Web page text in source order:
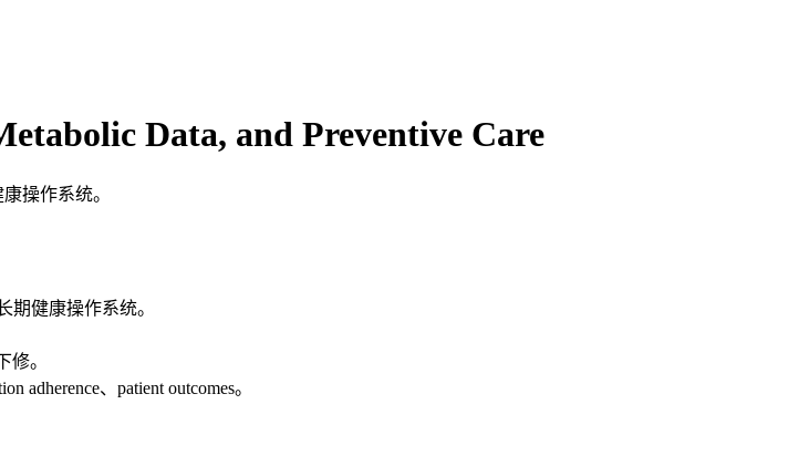
Data, and Preventive Care
操作系统。
健康操作系统。
。
adherence、patient outcomes。